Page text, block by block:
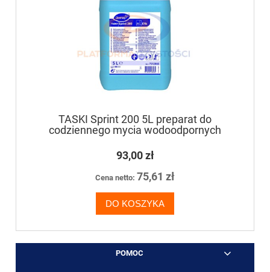
TASKI Sprint 200 5L preparat do
codziennego mycia wodoodpornych
powierzchni
93,00 zł
Cena netto: 75,61 zł
DO KOSZYKA
POMOC